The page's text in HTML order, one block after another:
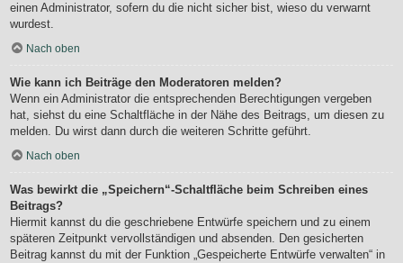
einen Administrator, sofern du die nicht sicher bist, wieso du verwarnt
wurdest.
Nach oben
Wie kann ich Beiträge den Moderatoren melden?
Wenn ein Administrator die entsprechenden Berechtigungen vergeben
hat, siehst du eine Schaltfläche in der Nähe des Beitrags, um diesen zu
melden. Du wirst dann durch die weiteren Schritte geführt.
Nach oben
Was bewirkt die „Speichern“-Schaltfläche beim Schreiben eines
Beitrags?
Hiermit kannst du die geschriebene Entwürfe speichern und zu einem
späteren Zeitpunkt vervollständigen und absenden. Den gesicherten
Beitrag kannst du mit der Funktion „Gespeicherte Entwürfe verwalten“ in